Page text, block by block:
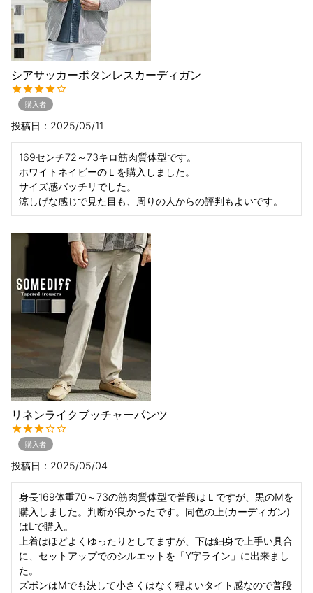
シアサッカーボタンレスカーディガン
購入者
投稿日 2025/05/11
169センチ72～73キロ筋肉質体型です。
ホワイトネイビーのＬを購入しました。
サイズ感バッチリでした。
涼しげな感じで見た目も、周りの人からの評判もよいです。
リネンライクブッチャーパンツ
購入者
投稿日 2025/05/04
身長169体重70～73の筋肉質体型で普段はＬですが、黒のMを
購入しました。判断が良かったです。同色の上(カーディガン)
はLで購入。
上着はほどよくゆったりとしてますが、下は細身で上手い具合
に、セットアップでのシルエットを「Y字ライン」に出来まし
た。
ズボンはMでも決して小さくはなく程よいタイト感なので普段